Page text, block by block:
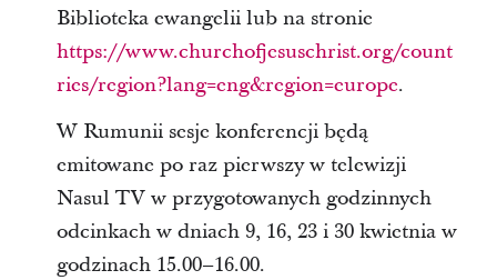
Biblioteka ewangelii lub na stronie
https://www.churchofjesuschrist.org/count
ries/region?lang=eng&region=europe.
W Rumunii sesje konferencji będą
emitowane po raz pierwszy w telewizji
Nasul TV w przygotowanych godzinnych
odcinkach w dniach 9, 16, 23 i 30 kwietnia w
godzinach 15.00–16.00.